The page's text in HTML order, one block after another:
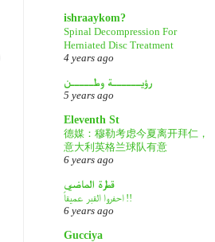
ishraaykom?
Spinal Decompression For
Herniated Disc Treatment
4 years ago
رؤيــــــة وطـــــن
5 years ago
Eleventh St
德媒：穆勒考虑今夏离开拜仁，
意大利英格兰球队有意
6 years ago
قطرة الماضي
احفروا القبر عميقاً !!
6 years ago
Gucciya